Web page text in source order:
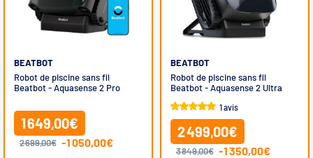
BEATBOT
Robot de piscine sans fil
Beatbot - Aquasense 2 Pro
1 649,00€
2 699,00€ -1 050,00€
BEATBOT
Robot de piscine sans fil
Beatbot - Aquasense 2 Ultra
1 avis
2 499,00€
3 849,00€ -1 350,00€